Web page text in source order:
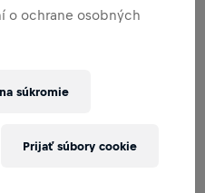
5. 2026
o ochrane osobných
súkromie
Prijať súbory cookie